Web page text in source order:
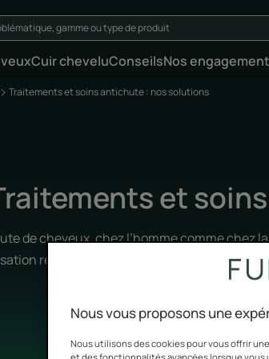
Cuir cheveluConseilsNos
Traitements et soins antichute : nos solutions
et
de cheveux, chez l’homme comme chez
régulière de solutions et traitements
pour lutter
Nous vous proposons une
Nous utilisons des cookies pour vous offrir